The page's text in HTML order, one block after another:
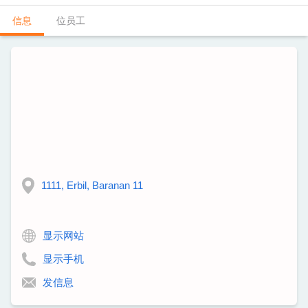
信息 位员工
1111, Erbil, Baranan 11
显示网站
显示手机
发信息